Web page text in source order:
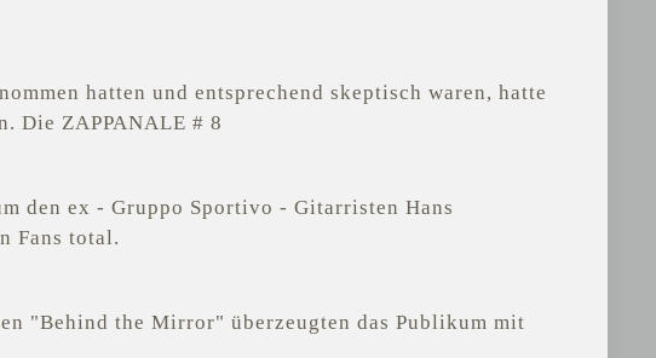
hatten und entsprechend skeptisch waren, hatte
Die ZAPPANALE # 8
den ex - Gruppo Sportivo - Gitarristen Hans
Fans total.
"Behind the Mirror" überzeugten das Publikum mit